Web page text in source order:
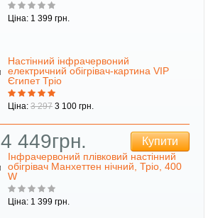
Ціна: 1 399 грн.
Настінний інфрачервоний
електричний обігрівач-картина VIP
Єгипет Тріо
Ціна: 3 297 3 100 грн.
4 449грн. Купити
Інфрачервоний плівковий настінний
обігрівач Манхеттен нічний, Тріо, 400
W
Ціна: 1 399 грн.